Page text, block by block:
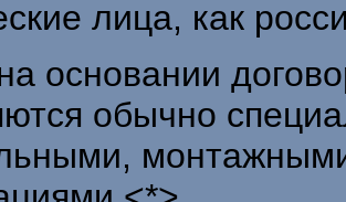
лица, как
основании
обычно